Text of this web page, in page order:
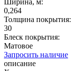
0,264
Толщина покрытия:
30
Блеск покрытия:
Матовое
Запросить наличие
описание